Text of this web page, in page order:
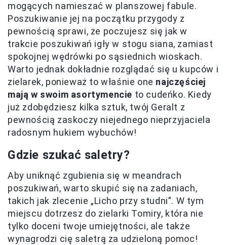
mogących namieszać w planszowej fabule.
Poszukiwanie jej na początku przygody z
pewnością sprawi, że poczujesz się jak w
trakcie poszukiwań igły w stogu siana, zamiast
spokojnej wędrówki po sąsiednich wioskach.
Warto jednak dokładnie rozglądać się u kupców i
zielarek, ponieważ to właśnie one najczęściej
mają w swoim asortymencie to cudeńko. Kiedy
już zdobędziesz kilka sztuk, twój Geralt z
pewnością zaskoczy niejednego nieprzyjaciela
radosnym hukiem wybuchów!
Gdzie szukać saletry?
Aby uniknąć zgubienia się w meandrach
poszukiwań, warto skupić się na zadaniach,
takich jak zlecenie „Licho przy studni”. W tym
miejscu dotrzesz do zielarki Tomiry, która nie
tylko doceni twoje umiejętności, ale także
wynagrodzi cię saletrą za udzieloną pomoc!